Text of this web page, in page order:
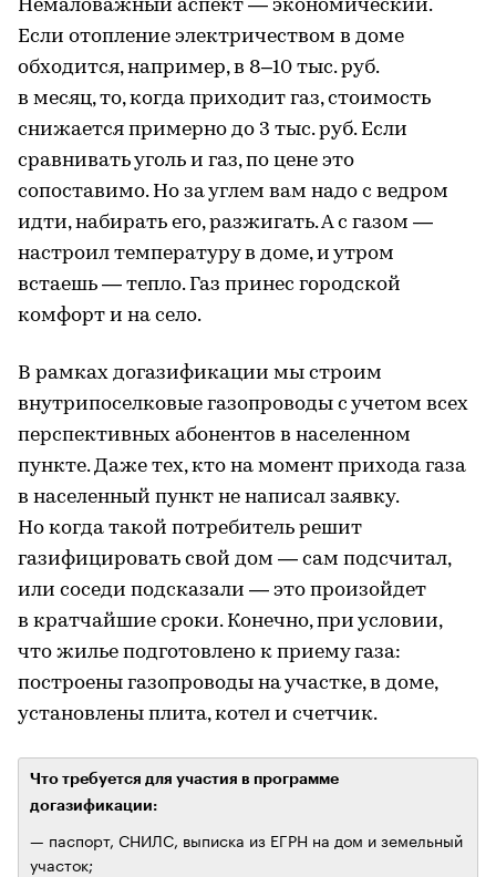
Немаловажный аспект — экономический.
Если отопление электричеством в доме
обходится, например, в 8–10 тыс. руб.
в месяц, то, когда приходит газ, стоимость
снижается примерно до 3 тыс. руб. Если
сравнивать уголь и газ, по цене это
сопоставимо. Но за углем вам надо с ведром
идти, набирать его, разжигать. А с газом —
настроил температуру в доме, и утром
встаешь — тепло. Газ принес городской
комфорт и на село.
В рамках догазификации мы строим
внутрипоселковые газопроводы с учетом всех
перспективных абонентов в населенном
пункте. Даже тех, кто на момент прихода газа
в населенный пункт не написал заявку.
Но когда такой потребитель решит
газифицировать свой дом — сам подсчитал,
или соседи подсказали — это произойдет
в кратчайшие сроки. Конечно, при условии,
что жилье подготовлено к приему газа:
построены газопроводы на участке, в доме,
установлены плита, котел и счетчик.
Что требуется для участия в программе
догазификации:
— паспорт, СНИЛС, выписка из ЕГРН на дом и земельный
участок;